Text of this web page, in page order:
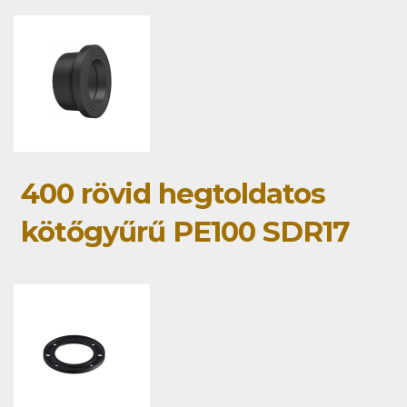
400 rövid hegtoldatos
kötőgyűrű PE100 SDR17